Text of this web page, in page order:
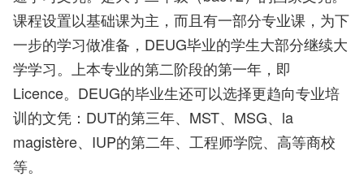
课程设置以基础课为主，而且有一部分专业课，为下
一步的学习做准备，DEUG毕业的学生大部分继续大
学学习。上本专业的第二阶段的第一年，即
Licence。DEUG的毕业生还可以选择更趋向专业培
训的文凭：DUT的第三年、MST、MSG、la
magistère、IUP的第二年、工程师学院、高等商校
等。